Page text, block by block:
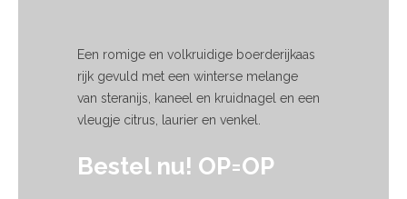
Een romige en volkruidige boerderijkaas
rijk gevuld met een winterse melange
van steranijs, kaneel en kruidnagel en een
vleugje citrus, laurier en venkel.
Bestel nu! OP=OP